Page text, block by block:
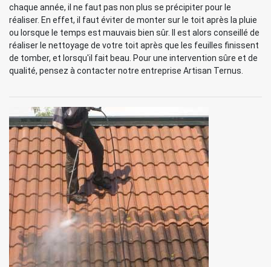
chaque année, il ne faut pas non plus se précipiter pour le
réaliser. En effet, il faut éviter de monter sur le toit après la pluie
ou lorsque le temps est mauvais bien sûr. Il est alors conseillé de
réaliser le nettoyage de votre toit après que les feuilles finissent
de tomber, et lorsqu'il fait beau. Pour une intervention sûre et de
qualité, pensez à contacter notre entreprise Artisan Ternus.